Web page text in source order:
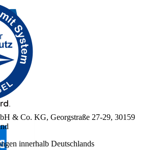
& Co. KG, Georgstraße 27-29, 30159
innerhalb Deutschlands